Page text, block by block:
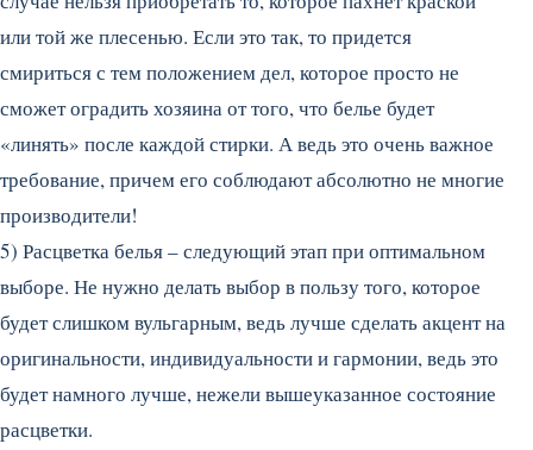
или той же плесенью. Если это так, то придется
смириться с тем положением дел, которое просто не
сможет оградить хозяина от того, что белье будет
«линять» после каждой стирки. А ведь это очень важное
требование, причем его соблюдают абсолютно не многие
производители!
5) Расцветка белья – следующий этап при оптимальном
выборе. Не нужно делать выбор в пользу того, которое
будет слишком вульгарным, ведь лучше сделать акцент на
оригинальности, индивидуальности и гармонии, ведь это
будет намного лучше, нежели вышеуказанное состояние
расцветки.